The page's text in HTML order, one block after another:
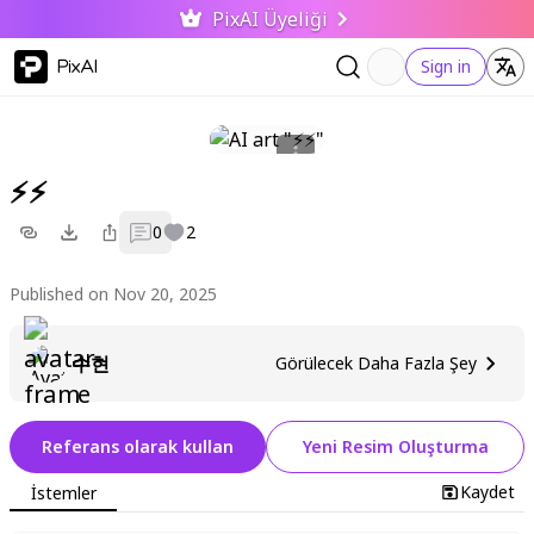
PixAI Üyeliği
PixAI Sign in
⚡⚡
0 2
Published on Nov 20, 2025
수현 Görülecek Daha Fazla Şey
Referans olarak kullan Yeni Resim Oluşturma
İstemler Kaydet